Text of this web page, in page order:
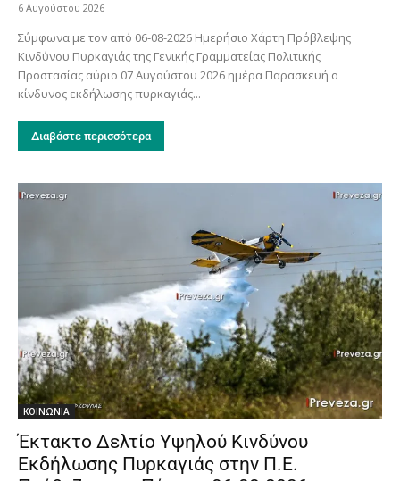
6 Αυγούστου 2026
Σύμφωνα με τον από 06-08-2026 Ημερήσιο Χάρτη Πρόβλεψης
Κινδύνου Πυρκαγιάς της Γενικής Γραμματείας Πολιτικής
Προστασίας αύριο 07 Αυγούστου 2026 ημέρα Παρασκευή ο
κίνδυνος εκδήλωσης πυρκαγιάς...
Διαβάστε περισσότερα
ΚΟΙΝΩΝΙΑ
Έκτακτο Δελτίο Υψηλού Κινδύνου
Εκδήλωσης Πυρκαγιάς στην Π.Ε.